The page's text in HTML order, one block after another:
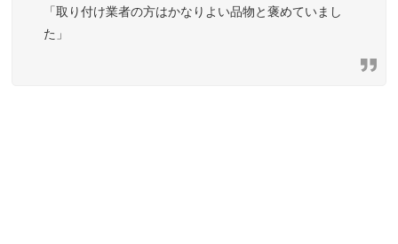
「取り付け業者の方はかなりよい品物と褒めていまし
た」